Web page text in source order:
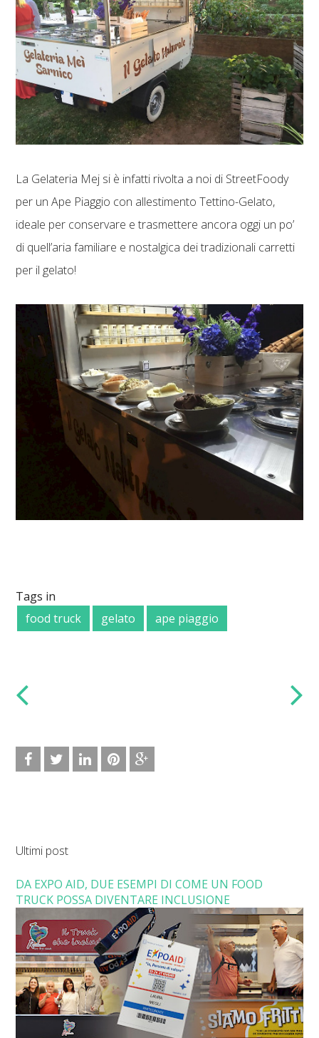
La Gelateria Mej si è infatti rivolta a noi di StreetFoody
per un Ape Piaggio con allestimento Tettino-Gelato,
ideale per conservare e trasmettere ancora oggi un po’
di quell’aria familiare e nostalgica dei tradizionali carretti
per il gelato!
Tags in
food truck
gelato ape piaggio
Ultimi post
DA EXPO AID, DUE ESEMPI DI COME UN FOOD
TRUCK POSSA DIVENTARE INCLUSIONE